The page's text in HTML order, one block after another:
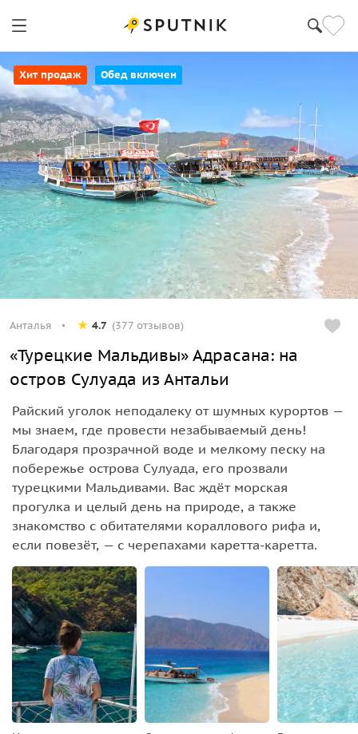
Хит продаж Обед включен
Анталья 4.7 (377 отзывов)
«Турецкие Мальдивы» Адрасана: на
остров Сулуада из Антальи
Райский уголок неподалеку от шумных курортов —
мы знаем, где провести незабываемый день!
Благодаря прозрачной воде и мелкому песку на
побережье острова Сулуада, его прозвали
турецкими Мальдивами. Вас ждёт морская
прогулка и целый день на природе, а также
знакомство с обитателями кораллового рифа и,
если повезёт, — с черепахами каретта-каретта.